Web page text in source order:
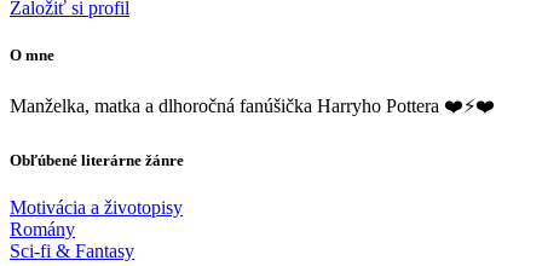
Založiť si profil
O mne
Manželka, matka a dlhoročná fanúšička Harryho Pottera ❤️⚡❤️
Obľúbené literárne žánre
Motivácia a životopisy
Romány
Sci-fi & Fantasy